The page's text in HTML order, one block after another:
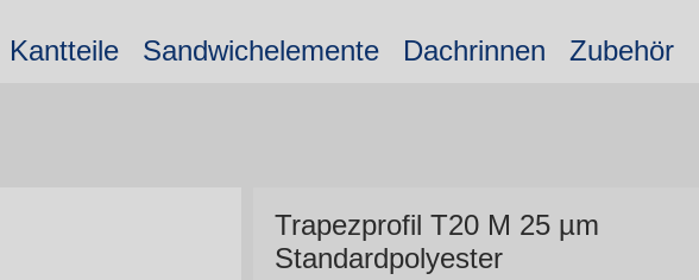
Kantteile Sandwichelemente Dachrinnen Zubehör
Trapezprofil T20 M 25 µm
Standardpolyester